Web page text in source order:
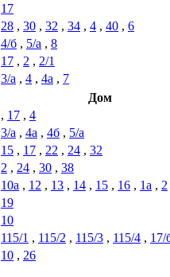
17
28 , 30 , 32 , 34 , 4 , 40 , 6
4/б , 5/а , 8
17 , 2 , 2/1
3/а , 4 , 4а , 7
Дом
, 17 , 4
3/а , 4а , 4б , 5/а
15 , 17 , 22 , 24 , 32
2 , 24 , 30 , 38
10а , 12 , 13 , 14 , 15 , 16 , 1а , 2
19
10
115/1 , 115/2 , 115/3 , 115/4 , 17/
10 , 26